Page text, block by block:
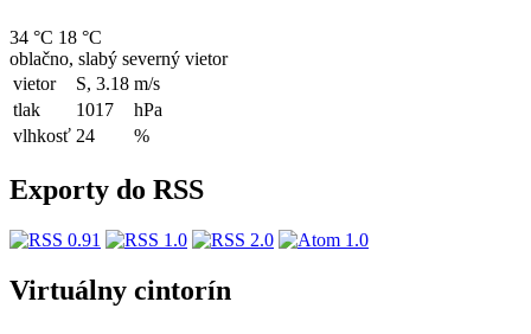
34 °C 18 °C
oblačno, slabý severný vietor
vietor
S, 3.18 m/s
tlak
1017
hPa
vlhkosť 24 %
Exporty do RSS
Virtuálny cintorín